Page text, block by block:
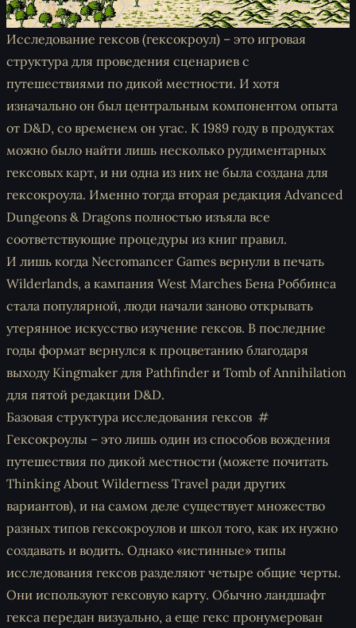
Исследование гексов (гексокроул) – это игровая
структура для проведения сценариев с
путешествиями по дикой местности. И хотя
изначально он был центральным компонентом опыта
от D&D, со временем он угас. К 1989 году в продуктах
можно было найти лишь несколько рудиментарных
гексовых карт, и ни одна из них не была создана для
гексокроула. Именно тогда вторая редакция Advanced
Dungeons & Dragons полностью изъяла все
соответствующие процедуры из книг правил.
И лишь когда Necromancer Games вернули в печать
Wilderlands, а кампания West Marches Бена Роббинса
стала популярной, люди начали заново открывать
утерянное искусство изучение гексов. В последние
годы формат вернулся к процветанию благодаря
выходу Kingmaker для Pathfinder и Tomb of Annihilation
для пятой редакции D&D.
Базовая структура исследования гексов
Гексокроулы – это лишь один из способов вождения
путешествия по дикой местности (можете почитать
Thinking About Wilderness Travel ради других
вариантов), и на самом деле существует множество
разных типов гексокроулов и школ того, как их нужно
создавать и водить. Однако «истинные» типы
исследования гексов разделяют четыре общие черты.
Они используют гексовую карту. Обычно ландшафт
гекса передан визуально, а еще гекс пронумерован